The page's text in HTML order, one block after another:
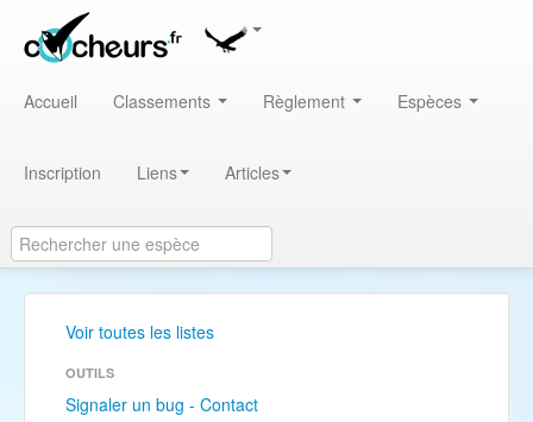
Accueil Classements Règlement Espèces
Inscription Liens Articles
Voir toutes les listes
OUTILS
Signaler un bug - Contact